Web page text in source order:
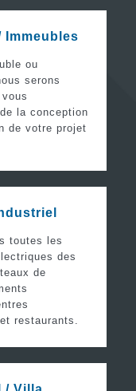
Immeubles
ou
serons
la conception
de votre projet
toutes les
des
de
restaurants.